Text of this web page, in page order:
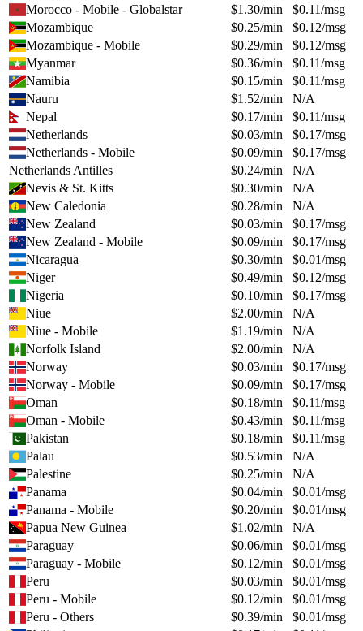
Morocco - Mobile - Globalstar
$1.30/min $0.11/msg
Mozambique
$0.25/min $0.12/msg
Mozambique - Mobile
$0.29/min $0.12/msg
Myanmar
$0.36/min $0.11/msg
Namibia
$0.15/min $0.11/msg
Nauru
$1.52/min
N/A
Nepal
$0.17/min $0.11/msg
Netherlands
$0.03/min $0.17/msg
Netherlands - Mobile
$0.09/min $0.17/msg
Netherlands Antilles
$0.24/min
N/A
Nevis & St. Kitts
$0.30/min
N/A
New Caledonia
$0.28/min
N/A
New Zealand
$0.03/min $0.17/msg
New Zealand - Mobile
$0.09/min $0.17/msg
Nicaragua
$0.30/min $0.01/msg
Niger
$0.49/min $0.12/msg
Nigeria
$0.10/min $0.17/msg
Niue
$2.00/min
N/A
Niue - Mobile
$1.19/min
N/A
Norfolk Island
$2.00/min
N/A
Norway
$0.03/min $0.17/msg
Norway - Mobile
$0.09/min $0.17/msg
Oman
$0.18/min $0.11/msg
Oman - Mobile
$0.43/min $0.11/msg
Pakistan
$0.18/min $0.11/msg
Palau
$0.53/min
N/A
Palestine
$0.25/min
N/A
Panama
$0.04/min $0.01/msg
Panama - Mobile
$0.20/min $0.01/msg
Papua New Guinea
$1.02/min
N/A
Paraguay
$0.06/min $0.01/msg
Paraguay - Mobile
$0.12/min $0.01/msg
Peru
$0.03/min $0.01/msg
Peru - Mobile
$0.12/min $0.01/msg
Peru - Others
$0.39/min $0.01/msg